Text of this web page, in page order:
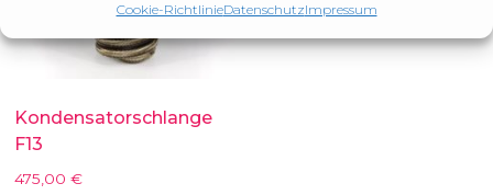
Cookie-RichtlinieDatenschutzImpressum
Kondensatorschlange
F13
475,00€